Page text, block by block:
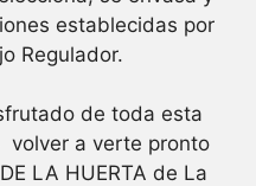
establecidas por
Regulador.
de toda esta
volver a verte pronto
LA HUERTA de La